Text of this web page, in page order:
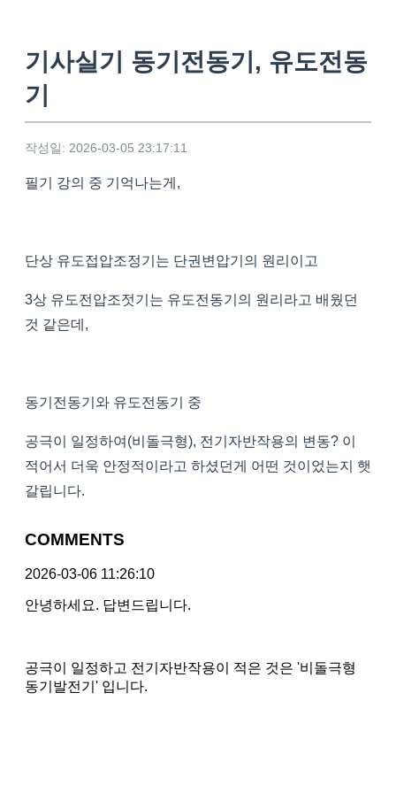
기사실기 동기전동기, 유도전동
기
작성일: 2026-03-05 23:17:11
필기 강의 중 기억나는게,
단상 유도접압조정기는 단권변압기의 원리이고
3상 유도전압조젓기는 유도전동기의 원리라고 배웠던
것 같은데,
동기전동기와 유도전동기 중
공극이 일정하여(비돌극형), 전기자반작용의 변동? 이
적어서 더욱 안정적이라고 하셨던게 어떤 것이었는지 햇
갈립니다.
COMMENTS
2026-03-06 11:26:10
안녕하세요. 답변드립니다.
공극이 일정하고 전기자반작용이 적은 것은 '비돌극형
동기발전기' 입니다.